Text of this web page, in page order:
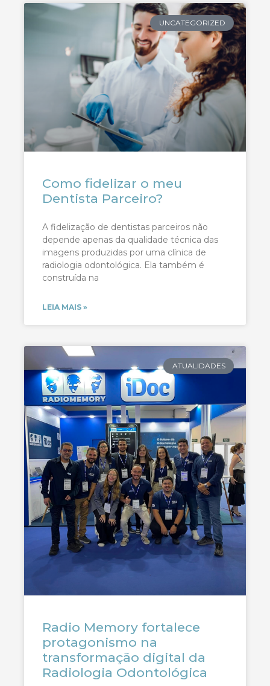
UNCATEGORIZED
Como fidelizar o meu
Dentista Parceiro?
A fidelização de dentistas parceiros não
depende apenas da qualidade técnica das
imagens produzidas por uma clínica de
radiologia odontológica. Ela também é
construída na
LEIA MAIS »
ATUALIDADES
Radio Memory fortalece
protagonismo na
transformação digital da
Radiologia Odontológica